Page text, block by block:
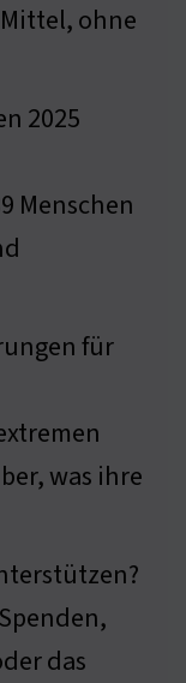
ohne
2025
Menschen
für
was ihre
das